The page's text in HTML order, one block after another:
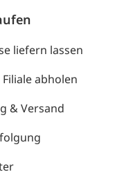
liefern lassen
abholen
& Versand